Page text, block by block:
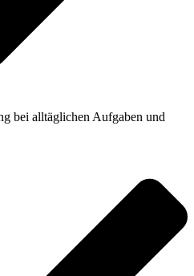
bei alltäglichen Aufgaben und